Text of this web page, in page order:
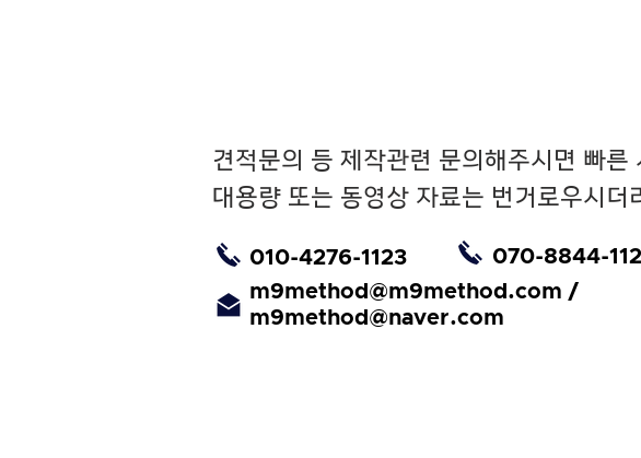
견적문의 등 제작관련 문의해주시면 빠른
대용량 또는 동영상 자료는 번거로우시
010-4276-1123
070-8844-
m9method@m9method.com /
m9method@naver.com